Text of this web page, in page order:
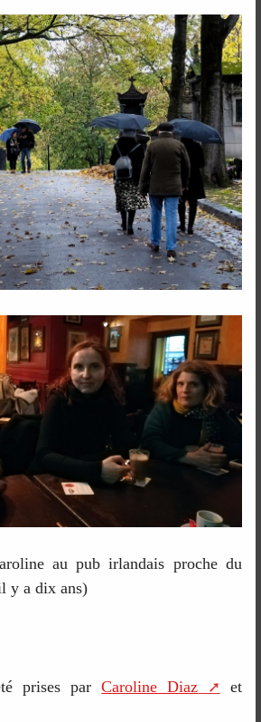
au pub irlandais proche du
y a dix ans)
prises parCaroline Diaz
et